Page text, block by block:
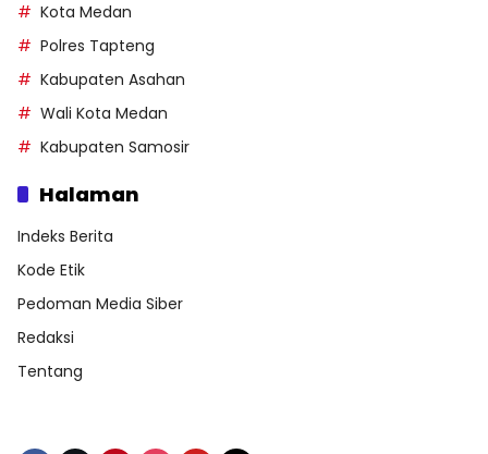
Kota Medan
Polres Tapteng
Kabupaten Asahan
Wali Kota Medan
Kabupaten Samosir
Halaman
Indeks Berita
Kode Etik
Pedoman Media Siber
Redaksi
Tentang